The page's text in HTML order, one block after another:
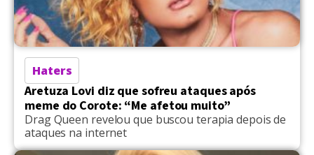
Haters
Aretuza Lovi diz que sofreu ataques após
meme do Corote: “Me afetou muito”
Drag Queen revelou que buscou terapia depois de
ataques na internet